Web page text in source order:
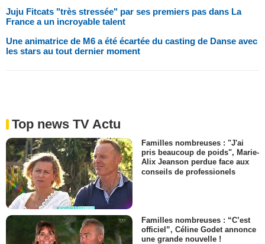
Juju Fitcats "très stressée" par ses premiers pas dans La
France a un incroyable talent
Une animatrice de M6 a été écartée du casting de Danse avec
les stars au tout dernier moment
Top news TV Actu
Familles nombreuses : "J'ai
pris beaucoup de poids", Marie-
Alix Jeanson perdue face aux
conseils de professionels
Familles nombreuses : “C’est
officiel”, Céline Godet annonce
une grande nouvelle !